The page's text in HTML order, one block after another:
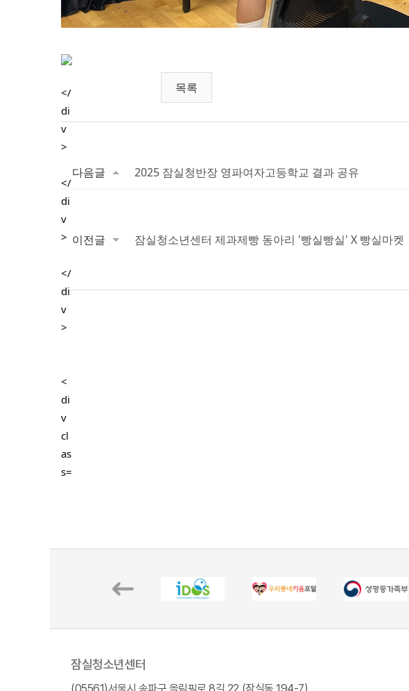
목록
다음글 2025 잠실청반장 영파여자고등학교 결과 공유
이전글 잠실청소년센터 제과제빵 동아리 '빵실빵실' X 빵실마켓
잠실청소년센터
(05561)서울시 송파구 올림픽로 8길 22 (잠실동 194-7)